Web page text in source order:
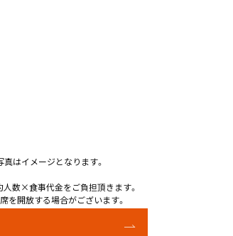
はイメージとなります。
数×食事代金をご負担頂きます。
を開放する場合がございます。